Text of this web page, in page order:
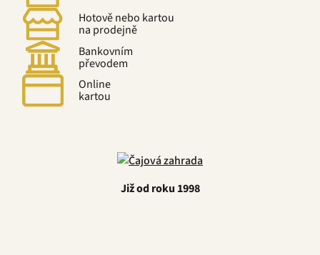
Hotově nebo kartou
na prodejně
Bankovním
převodem
Online
kartou
Již od roku 1998